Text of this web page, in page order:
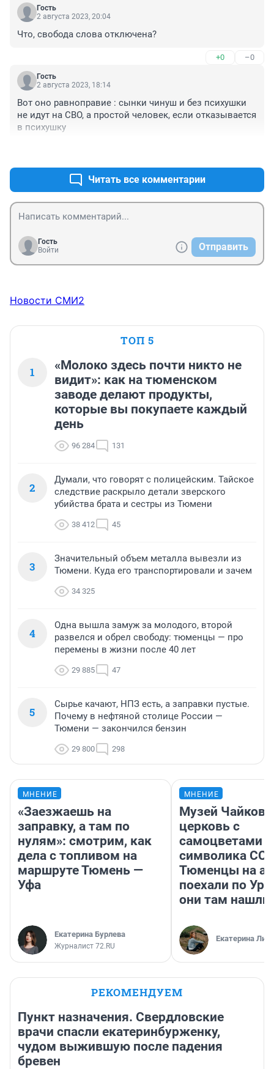
Гость
2 августа 2023, 20:04
Что, свобода слова отключена?
+0 –0
Гость
2 августа 2023, 18:14
Вот оно равноправие : сынки чинуш и без психушки
не идут на СВО, а простой человек, если отказывается
в психушку
Читать все комментарии
Гость
Войти
Отправить
Новости СМИ2
ТОП 5
1
«Молоко здесь почти никто не
видит»: как на тюменском
заводе делают продукты,
которые вы покупаете каждый
день
96 284 131
2
Думали, что говорят с полицейским. Тайское
следствие раскрыло детали зверского
убийства брата и сестры из Тюмени
38 412 45
3
Значительный объем металла вывезли из
Тюмени. Куда его транспортировали и зачем
34 325
4
Одна вышла замуж за молодого, второй
развелся и обрел свободу: тюменцы — про
перемены в жизни после 40 лет
29 885 47
5
Сырье качают, НПЗ есть, а заправки пустые.
Почему в нефтяной столице России —
Тюмени — закончился бензин
29 800 298
МНЕНИЕ
«Заезжаешь на
заправку, а там по
нулям»: смотрим, как
дела с топливом на
маршруте Тюмень —
Уфа
Екатерина Бурлева
Журналист 72.RU
МНЕНИЕ
Музей
церковь с
самоцветами
символика
Тюменцы на
поехали по
они там нашли
Екатерина
РЕКОМЕНДУЕМ
Пункт назначения. Свердловские
врачи спасли екатеринбурженку,
чудом выжившую после падения
бревен